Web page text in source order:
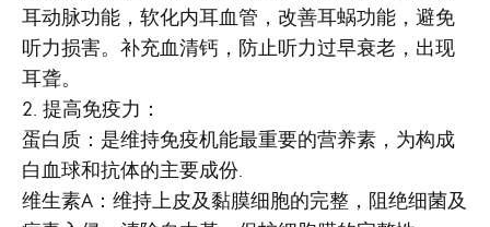
耳动脉功能，软化内耳血管，改善耳蜗功能，避免
听力损害。补充血清钙，防止听力过早衰老，出现
耳聋。
2. 提高免疫力：
蛋白质：是维持免疫机能最重要的营养素，为构成
白血球和抗体的主要成份.
维生素A：维持上皮及黏膜细胞的完整，阻绝细菌及